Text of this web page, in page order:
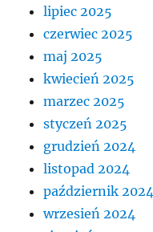
lipiec 2025
czerwiec 2025
maj 2025
kwiecień 2025
marzec 2025
styczeń 2025
grudzień 2024
listopad 2024
październik 2024
wrzesień 2024